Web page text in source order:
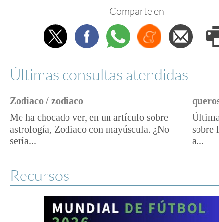
Comparte en
TwitterFacebookWhatsappMenéame
Últimas consultas atendidas
Zodiaco / zodiaco
Me ha chocado ver, en un artículo sobre
astrología, Zodiaco con mayúscula. ¿No
sería...
sobre
a...
Recursos